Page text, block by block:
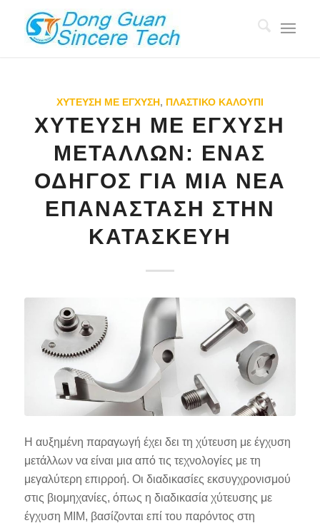
ΧΎΤΕΥΣΗ ΜΕ ΈΓΧΥΣΗ, ΠΛΑΣΤΙΚΌ ΚΑΛΟΎΠΙ
ΧΎΤΕΥΣΗ ΜΕ ΈΓΧΥΣΗ
ΜΕΤΆΛΛΩΝ: ΈΝΑΣ
ΟΔΗΓΌΣ ΓΙΑ ΜΙΑ ΝΈΑ
ΕΠΑΝΆΣΤΑΣΗ ΣΤΗΝ
ΚΑΤΑΣΚΕΥΉ
Η αυξημένη παραγωγή έχει δει τη χύτευση με έγχυση
μετάλλων να είναι μια από τις τεχνολογίες με τη
μεγαλύτερη επιρροή. Οι διαδικασίες εκσυγχρονισμού
στις βιομηχανίες, όπως η διαδικασία χύτευσης με
έγχυση MIM, βασίζονται επί του παρόντος στη